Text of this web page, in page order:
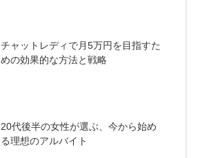
チャットレディで月5万円を目指すた
めの効果的な方法と戦略
20代後半の女性が選ぶ、今から始め
る理想のアルバイト